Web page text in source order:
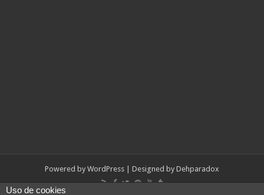
Powered by WordPress | Designed by Dehparadox
Uso de cookies